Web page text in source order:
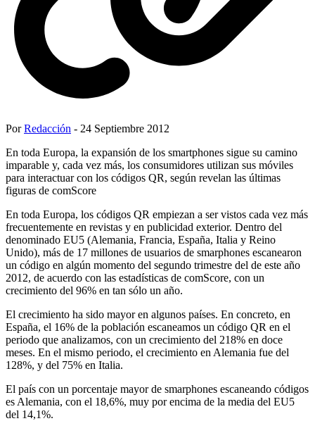
PorRedacción - 24 Septiembre 2012
En toda Europa, la expansión de los smartphones sigue su camino
imparable y, cada vez más, los consumidores utilizan sus móviles
para interactuar con los códigos QR, según revelan las últimas
figuras de comScore
En toda Europa, los códigos QR empiezan a ser vistos cada vez más
frecuentemente en revistas y en publicidad exterior. Dentro del
denominado EU5 (Alemania, Francia, España, Italia y Reino
Unido), más de 17 millones de usuarios de smarphones escanearon
un código en algún momento del segundo trimestre del de este año
2012, de acuerdo con las estadísticas de comScore, con un
crecimiento del 96% en tan sólo un año.
El crecimiento ha sido mayor en algunos países. En concreto, en
España, el 16% de la población escaneamos un código QR en el
periodo que analizamos, con un crecimiento del 218% en doce
meses. En el mismo periodo, el crecimiento en Alemania fue del
128%, y del 75% en Italia.
El país con un porcentaje mayor de smarphones escaneando códigos
es Alemania, con el 18,6%, muy por encima de la media del EU5
del 14,1%.